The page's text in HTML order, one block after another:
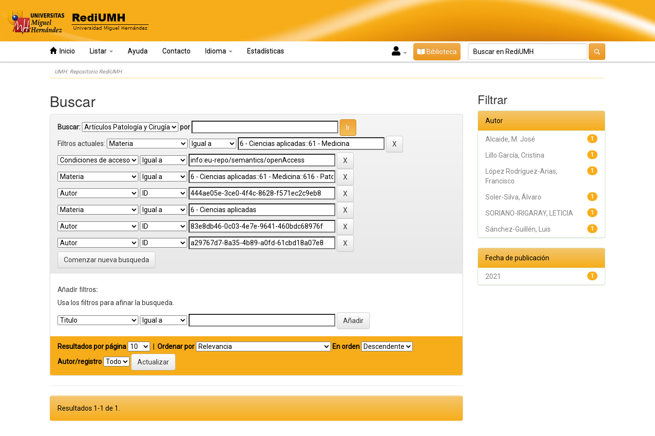
Inicio Listar Ayuda Contacto Idioma Estadísticas Biblioteca
UMH: Repositorio RediUMH
Buscar
Buscar: por
Filtros actuales:
Comenzar nueva busqueda
Añadir filtros:
Usa los filtros para afinar la busqueda.
Resultados por página Ordenar por
En orden
Autor/registro
Resultados 1-1 de 1.
Filtrar
Autor
1
Alcaide, M. José
1
Lillo García, Cristina
1
López Rodríguez-Arias,
Francisco
1
Soler-Silva, Álvaro
1
SORIANO-IRIGARAY, LETICIA
1
Sánchez-Guillén, Luis
Fecha de publicación
1
2021